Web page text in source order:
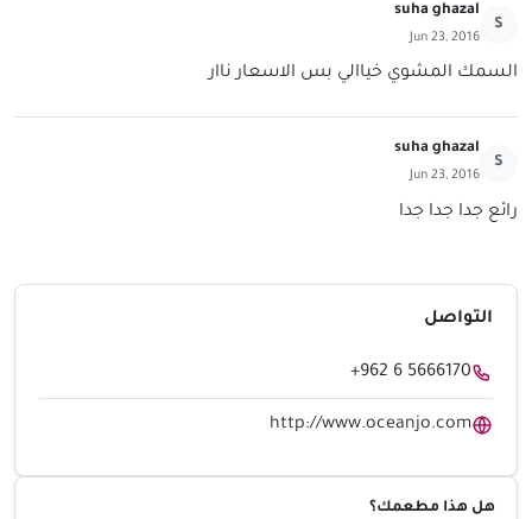
S
suha ghazal
Jun 23, 2016
السمك المشوي خياالي بس الاسعار ناار
S
suha ghazal
Jun 23, 2016
رائع جدا جدا جدا
التواصل
+962 6 5666170
http://www.oceanjo.com
هل هذا مطعمك؟